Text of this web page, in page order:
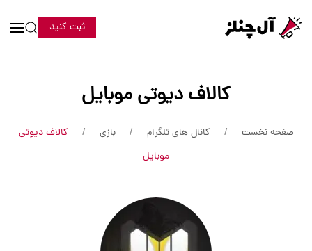
ثبت کنید
کالاف دیوتی موبایل
صفحه نخست کانال های تلگرام بازی
کالاف دیوتی
موبایل